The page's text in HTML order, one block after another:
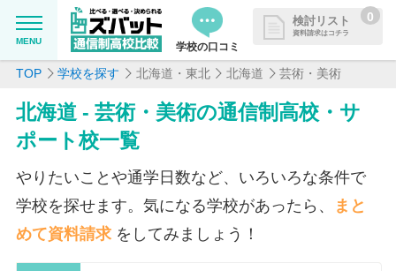
MENU 学校の口コミ
検討リスト
資料請求はコチラ
0
追加した学校を一覧で確認・まと
MENU
学校を探したい
通信制高校について知りたい
はじめての方へ
TOP 学校を探す 北海道・東北 北海道 芸術・美術
北海道 - 芸術・美術の通信制高校・サ
ポート校一覧
やりたいことや通学日数など、いろいろな条件で
学校を探せます。気になる学校があったら、
まと
めて資料請求をしてみましょう！